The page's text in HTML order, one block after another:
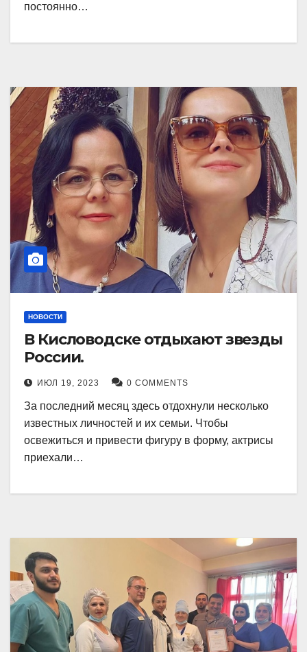
постоянно…
НОВОСТИ
В Кисловодске отдыхают звезды
России.
ИЮЛ 19, 2023 0 COMMENTS
За последний месяц здесь отдохнули несколько
известных личностей и их семьи. Чтобы
освежиться и привести фигуру в форму, актрисы
приехали…